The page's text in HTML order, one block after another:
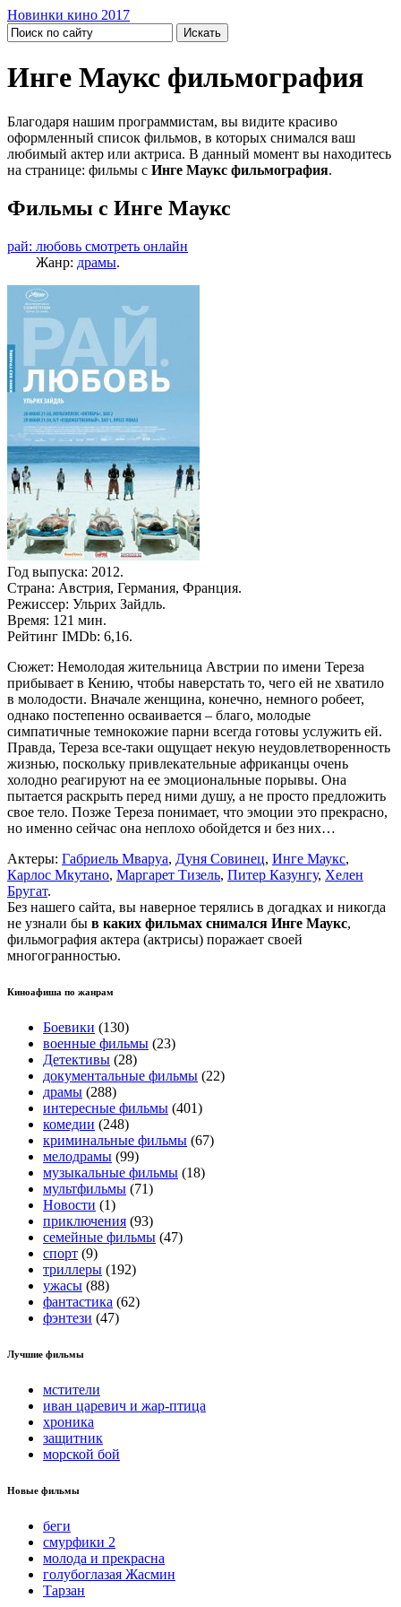
Новинки кино 2017
Инге Маукс фильмография
Благодаря нашим программистам, вы видите красиво
оформленный список фильмов, в которых снимался ваш
любимый актер или актриса. В данный момент вы находитесь
на странице: фильмы с Инге Маукс фильмография.
Фильмы с Инге Маукс
рай: любовь смотреть онлайн
Жанр: драмы.
Год выпуска: 2012.
Страна: Австрия, Германия, Франция.
Режиссер: Ульрих Зайдль.
Время: 121 мин.
Рейтинг IMDb: 6,16.
Сюжет: Немолодая жительница Австрии по имени Тереза
прибывает в Кению, чтобы наверстать то, чего ей не хватило
в молодости. Вначале женщина, конечно, немного робеет,
однако постепенно осваивается – благо, молодые
симпатичные темнокожие парни всегда готовы услужить ей.
Правда, Тереза все-таки ощущает некую неудовлетворенность
жизнью, поскольку привлекательные африканцы очень
холодно реагируют на ее эмоциональные порывы. Она
пытается раскрыть перед ними душу, а не просто предложить
свое тело. Позже Тереза понимает, что эмоции это прекрасно,
но именно сейчас она неплохо обойдется и без них…
Актеры: Габриель Мваруа, Дуня Совинец, Инге Маукс,
Карлос Мкутано, Маргарет Тизель, Питер Казунгу, Хелен
Бругат.
Без нашего сайта, вы наверное терялись в догадках и никогда
не узнали бы в каких фильмах снимался Инге Маукс,
фильмография актера (актрисы) поражает своей
многогранностью.
Киноафиша по жанрам
Боевики (130)
военные фильмы (23)
Детективы (28)
документальные фильмы (22)
драмы (288)
интересные фильмы (401)
комедии (248)
криминальные фильмы (67)
мелодрамы (99)
музыкальные фильмы (18)
мультфильмы (71)
Новости (1)
приключения (93)
семейные фильмы (47)
спорт (9)
триллеры (192)
ужасы (88)
фантастика (62)
фэнтези (47)
Лучшие фильмы
мстители
иван царевич и жар-птица
хроника
защитник
морской бой
Новые фильмы
беги
смурфики 2
молода и прекрасна
голубоглазая Жасмин
Тарзан